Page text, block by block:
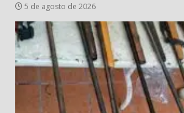
5
6
Emboscada a
31 de julio de 2026
5 de agosto de 2026